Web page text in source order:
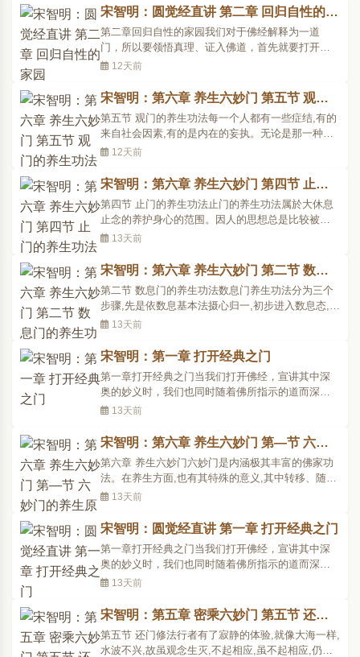
自身与外界绝对的统一与协调,常处於一元的禅态之
中,因为世界存在的一切就是他自己,所以既不憎恶世
间一切可..
宋智明：圆觉经直讲 第二章 回归自性的家
园
第二章回归自性的家园我们对于佛经解释为一道
门，所以要领悟真理、证入佛道，首先就要打开这
一道门。而这道门有广有狭：普被众生、广摄迷情
归的狭义之门。这部经要打开的是你自心的门，只
有当你离一切缘，唯有觉知独照的时候，才有可能
打开。一旦打开这本..
12天前
宋智明：第六章 养生六妙门 第五节 观门
的养生功法
第五节 观门的养生功法每一个人都有一些症结,有的
来自社会因素,有的是内在的妄执。无论是那一种因
素,它们都将使身心的活泼气机受到阻碍,甚至窒息而
切症结,从而使生命得到升华、气质得到改变,於是心
灵就能绽放出灿烂的光华。观门与止门一样,不一定
在坐中..
12天前
宋智明：第六章 养生六妙门 第四节 止门
的养生功法
第四节 止门的养生功法止门的养生功法属於大休息
止念的养护身心的范围。因人的思想总是比较被动
地受外界的影响,或因内心的各种无明冲动而起伏,从
萎顿,失去光彩。止门就是基於这一点而进行一系列
的休心养性的方法。其修行之法如下:一、对不应该
进行的举动..
13天前
宋智明：第六章 养生六妙门 第二节 数息
门的养生功法
第二节 数息门的养生功法数息门养生功法分为三个
步骤,先是依数息基本法摄心归一,初步进入数息态,其
次是在数息态中,起各种转移身心的观想,使超越原来
运心消泯数、息、观以及身心的各种感觉,使之进入
坐忘的无我禅态,身心由此而获得大休息、大调整。
具体功..
13天前
宋智明：第一章 打开经典之门
第一章打开经典之门当我们打开佛经，宣讲其中深
奥的妙义时，我们也同时随着佛所指示的道而深人
进去。佛典的文义是一道门，要通过我们的智慧与
碰击，在碰击中产生活的灵智去照破一切妄想习
气，恢复本来佛性的德用。佛陀一代时教流传下来
极为丰富的三藏宝典..
13天前
宋智明：第六章 养生六妙门 第—节 六妙
门的养生原理
第六章 养生六妙门六妙门是内涵极其丰富的佛家功
法。在养生方面,也有其特殊的意义,其中转移、随
顺、寂止、妙观、返本、清净的六道养生之门,门门
天年的「养生」之路上,获得无穷的妙趣。第—节 六
妙门的养生原理人类以生命为核心。而生命不仅需
要健壮的身..
13天前
宋智明：圆觉经直讲 第一章 打开经典之门
第一章打开经典之门当我们打开佛经，宣讲其中深
奥的妙义时，我们也同时随着佛所指示的道而深人
进去。佛典的文义是一道门，要通过我们的智慧与
碰击，在碰击中产生活的灵智去照破一切妄想习
气，恢复本来佛性的德用。佛陀一代时教流传下来
极为丰富的三藏宝典..
13天前
宋智明：第五章 密乘六妙门 第五节 还门
修法
第五节 还门修法行者有了寂静的体验,就像大海一样,
水波不兴,故虽观念生灭,不起相应,虽不起相应,仍有